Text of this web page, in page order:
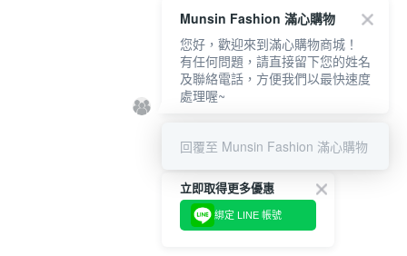
立即取得更多優惠
綁定 LINE 帳號
Munsin Fashion 滿心購物
您好，歡迎來到滿心購物商城！
有任何問題，請直接留下您的姓名
及聯絡電話，方便我們以最快速度
處理喔~
回覆至 Munsin Fashion 滿心購物